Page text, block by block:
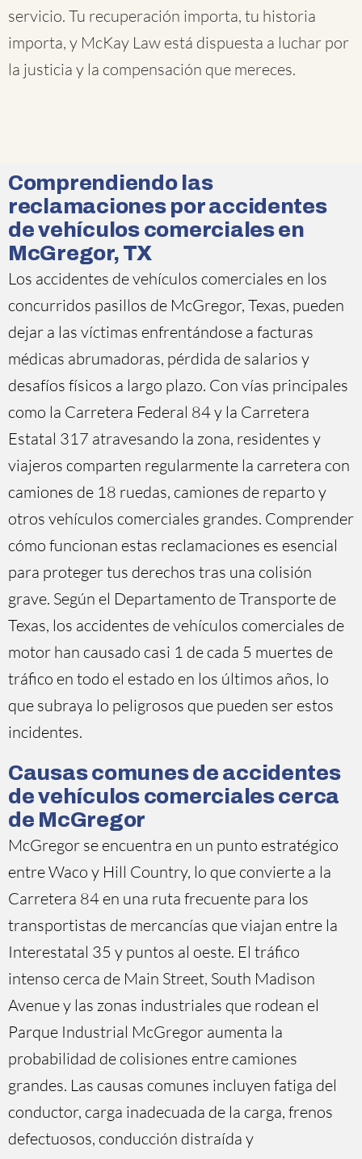
servicio. Tu recuperación importa, tu historia
importa, y McKay Law está dispuesta a luchar por
la justicia y la compensación que mereces.
Comprendiendo las
reclamaciones por accidentes
de vehículos comerciales en
McGregor, TX
Los accidentes de vehículos comerciales en los
concurridos pasillos de McGregor, Texas, pueden
dejar a las víctimas enfrentándose a facturas
médicas abrumadoras, pérdida de salarios y
desafíos físicos a largo plazo. Con vías principales
como la Carretera Federal 84 y la Carretera
Estatal 317 atravesando la zona, residentes y
viajeros comparten regularmente la carretera con
camiones de 18 ruedas, camiones de reparto y
otros vehículos comerciales grandes. Comprender
cómo funcionan estas reclamaciones es esencial
para proteger tus derechos tras una colisión
grave. Según el Departamento de Transporte de
Texas, los accidentes de vehículos comerciales de
motor han causado casi 1 de cada 5 muertes de
tráfico en todo el estado en los últimos años, lo
que subraya lo peligrosos que pueden ser estos
incidentes.
Causas comunes de accidentes
de vehículos comerciales cerca
de McGregor
McGregor se encuentra en un punto estratégico
entre Waco y Hill Country, lo que convierte a la
Carretera 84 en una ruta frecuente para los
transportistas de mercancías que viajan entre la
Interestatal 35 y puntos al oeste. El tráfico
intenso cerca de Main Street, South Madison
Avenue y las zonas industriales que rodean el
Parque Industrial McGregor aumenta la
probabilidad de colisiones entre camiones
grandes. Las causas comunes incluyen fatiga del
conductor, carga inadecuada de la carga, frenos
defectuosos, conducción distraída y